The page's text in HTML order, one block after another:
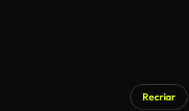
Recriar